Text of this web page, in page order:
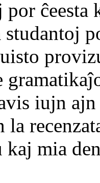
ĉeesta
iujn
la
mia